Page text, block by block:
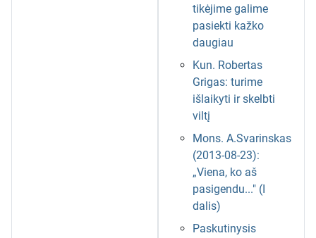
tikėjime galime
pasiekti kažko
daugiau
Kun. Robertas
Grigas: turime
išlaikyti ir skelbti
viltį
Mons. A.Svarinskas
(2013-08-23):
„Viena, ko aš
pasigendu..." (I
dalis)
Paskutinysis